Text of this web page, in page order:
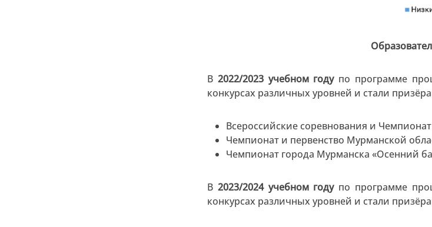
В 2022/2023 учебном году по программе
конкурсах различных уровней и стали
Всероссийские соревнования и
Чемпионат и первенство Мурманской
Чемпионат города Мурманска «Осенний
В 2023/2024 учебном году по программе
конкурсах различных уровней и стали